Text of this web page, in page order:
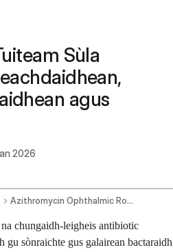
Sùla
agus
2026
Azithromycin Ophthalmic Route
chungaidh-leigheis antibiotic
gu sònraichte gus galairean bactaraidh